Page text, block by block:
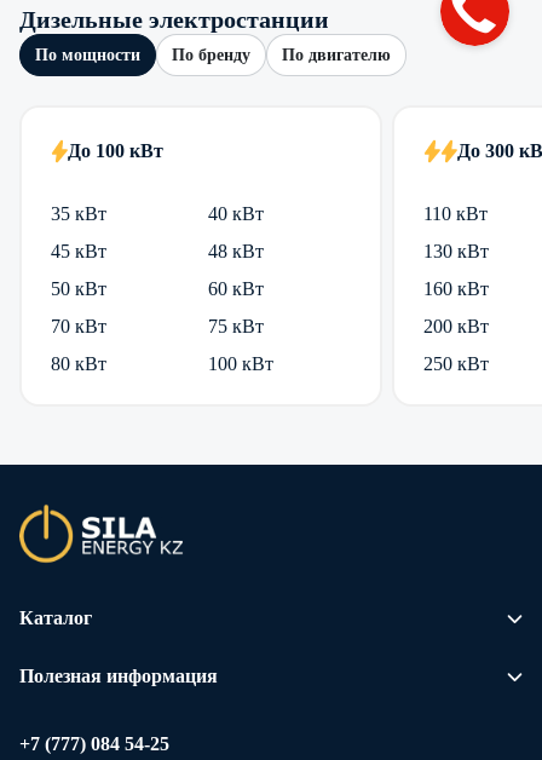
Дизельные электростанции
По мощности По бренду По двигателю
До 100 кВт
35 кВт
40 кВт
45 кВт
48 кВт
50 кВт
60 кВт
70 кВт
75 кВт
80 кВт
100 кВт
До 300
110 кВт
130 кВт
160 кВт
200 кВт
250 кВт
Каталог
Полезная информация
+7 (777) 084 54-25